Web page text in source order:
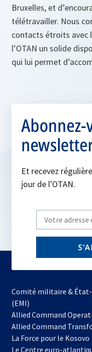
Bruxelles, et
télétravailler. Nous
contacts étroits avec
l’OTAN un solide
qui lui permet
Abonnez-
Et recevez
jour de l'OTAN.
Write
your
email
Comité militaire &
(EMI)
Allied Command
Allied Command
La Force pour le Kosovo
Le Centre euro-